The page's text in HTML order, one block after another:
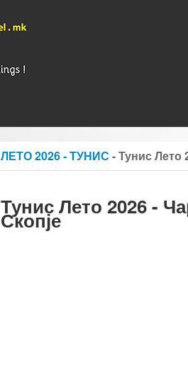
ЛЕТО 2026 - ТУНИС - Тунис Лето
Тунис Лето 2026 -
Скопје